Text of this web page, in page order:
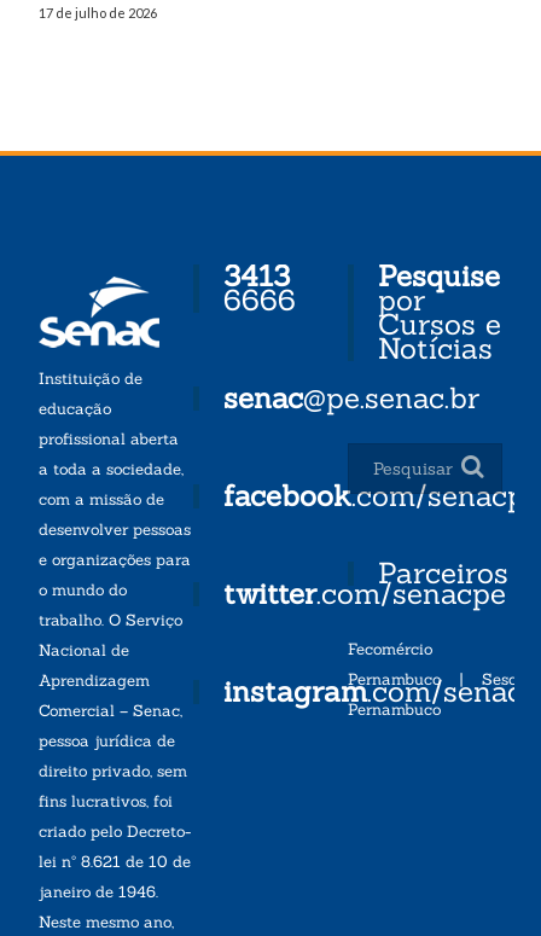
17 de julho de 2026
Instituição de
educação
profissional aberta
a toda a sociedade,
com a missão de
desenvolver pessoas
e organizações para
o mundo do
trabalho. O Serviço
Nacional de
Aprendizagem
Comercial – Senac,
pessoa jurídica de
direito privado, sem
fins lucrativos, foi
criado pelo Decreto-
lei nº 8.621 de 10 de
janeiro de 1946.
Neste mesmo ano,
3413
6666
senac@pe.senac.br
facebook.com/senacpe
twitter.com/senacpe
instagram.com/
Pesquise
por
Cursos e
Notícias
Parceiros
Fecomércio
Pernambuco| Sesc
Pernambuco